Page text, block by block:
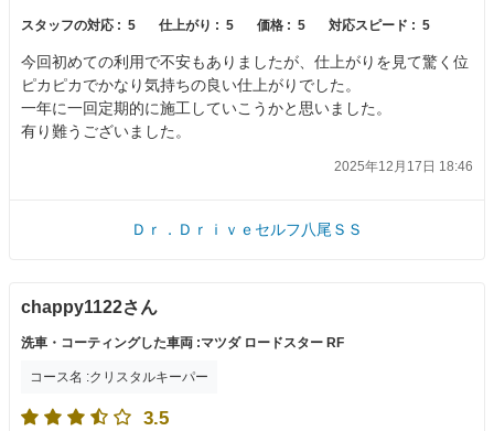
スタッフの対応 : 5 仕上がり : 5 価格 : 5 対応スピード : 5
今回初めての利用で不安もありましたが、仕上がりを見て驚く位
ピカピカでかなり気持ちの良い仕上がりでした。
一年に一回定期的に施工していこうかと思いました。
有り難うございました。
2025年12月17日 18:46
Ｄｒ．Ｄｒｉｖｅセルフ八尾ＳＳ
chappy1122さん
洗車・コーティングした車両 :マツダ ロードスター RF
コース名 :クリスタルキーパー
3.5